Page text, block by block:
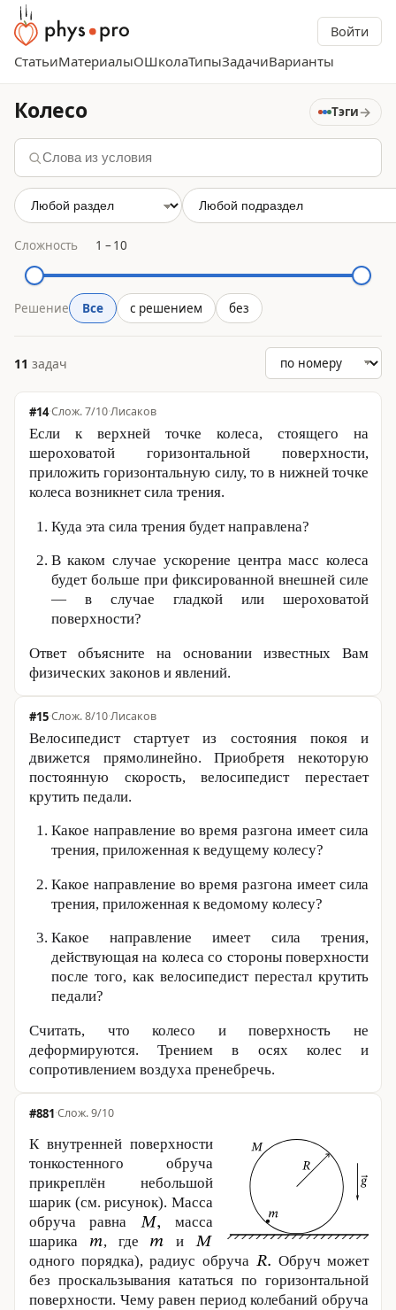
Войти
СтатьиМатериалыОШколаТипыЗадачиВарианты
Колесо Тэги→
Сложность 1 –10
Решение Все с решением без
11 задач
#14· 7/10·Лисаков
Если к верхней точке колеса, стоящего на
шероховатой горизонтальной поверхности,
приложить горизонтальную силу, то в нижней точке
колеса возникнет сила трения.
Куда эта сила трения будет направлена?
В каком случае ускорение центра масс колеса
будет больше при фиксированной внешней силе
— в случае гладкой или шероховатой
поверхности?
Ответ объясните на основании известных Вам
физических законов и явлений.
#15· 8/10·Лисаков
Велосипедист стартует из состояния покоя и
движется прямолинейно. Приобретя некоторую
постоянную скорость, велосипедист перестает
крутить педали.
Какое направление во время разгона имеет сила
трения, приложенная к ведущему колесу?
Какое направление во время разгона имеет сила
трения, приложенная к ведомому колесу?
Какое направление имеет сила трения,
действующая на колеса со стороны поверхности
после того, как велосипедист перестал крутить
педали?
Считать, что колесо и поверхность не
деформируются. Трением в осях колес и
сопротивлением воздуха пренебречь.
#881· 9/10
К внутренней поверхности
тонкостенного обруча
прикреплён небольшой
шарик (см. рисунок). Масса
обруча равна
масса
шарика
, где
и
одного порядка), радиус обруча
Обруч может
без проскальзывания кататься по горизонтальной
поверхности. Чему равен период колебаний обруча